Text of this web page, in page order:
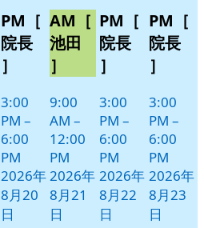
PM［
院長
］
3:00
PM –
6:00
PM
2026年
8月20
日
AM［
池田
］
9:00
AM –
12:00
PM
2026年
8月21
日
PM［
院長
］
3:00
PM –
6:00
PM
2026年
8月22
日
PM［
院長
］
3:00
PM –
6:00
PM
2026年
8月23
日